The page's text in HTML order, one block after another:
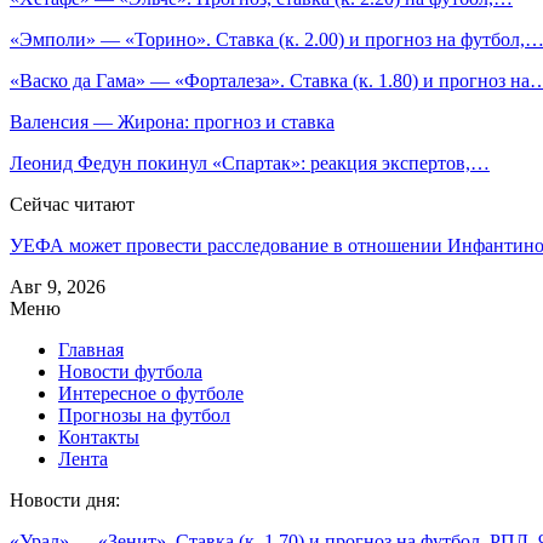
«Эмполи» — «Торино». Ставка (к. 2.00) и прогноз на футбол,…
«Васко да Гама» — «Форталеза». Ставка (к. 1.80) и прогноз
Валенсия — Жирона: прогноз и ставка
Леонид Федун покинул «Спартак»: реакция экспертов,…
Сейчас читают
УЕФА может провести расследование в отношении
Авг 9, 2026
Меню
Главная
Новости футбола
Интересное о футболе
Прогнозы на футбол
Контакты
Лента
Новости дня: